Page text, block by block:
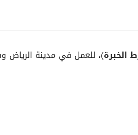
الخبرة)، للعمل في مدينة الرياض